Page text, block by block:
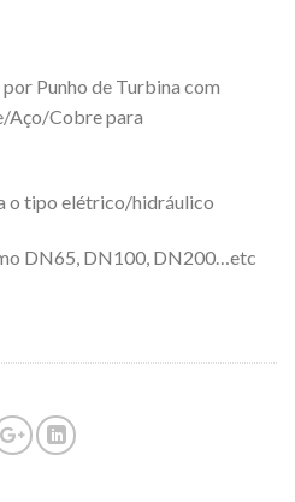
Punho de Turbina com
Aço/Cobre para
o tipo elétrico/hidráulico
DN65, DN100, DN200…etc